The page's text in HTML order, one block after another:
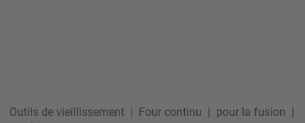
Outils de vieillissement| Four continu | pour la fusion |